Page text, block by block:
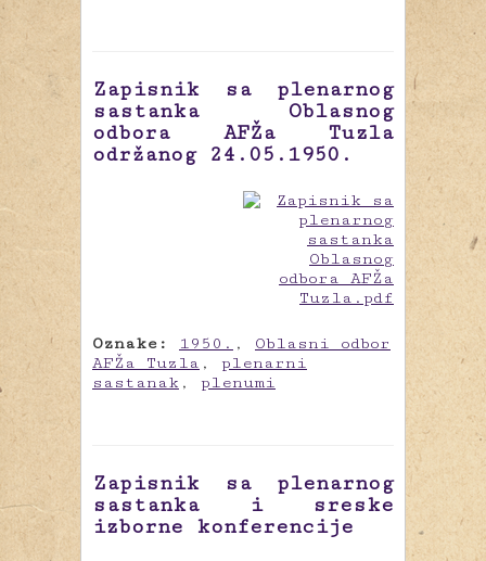
Zapisnik sa plenarnog
sastanka Oblasnog
odbora AFŽa Tuzla
održanog 24.05.1950.
Oznake: 1950. , Oblasni odbor
AFŽa Tuzla , plenarni
sastanak , plenumi
Zapisnik sa plenarnog
sastanka i sreske
izborne konferencije